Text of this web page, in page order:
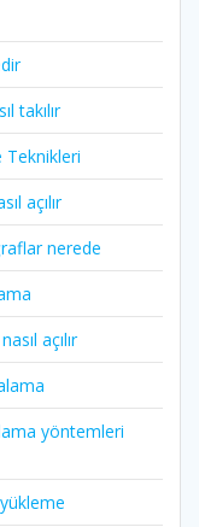
takılır
Teknikleri
açılır
nerede
açılır
yöntemleri